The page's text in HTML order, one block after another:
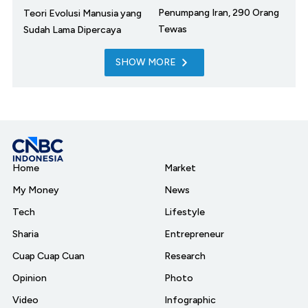
Teori Evolusi Manusia yang
Sudah Lama Dipercaya
Penumpang Iran, 290 Orang
Tewas
SHOW MORE
Home
My Money
Tech
Sharia
Cuap Cuap Cuan
Opinion
Video
Market
News
Lifestyle
Entrepreneur
Research
Photo
Infographic